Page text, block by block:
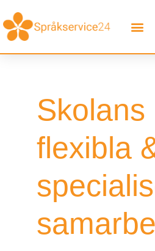
Skolans
flexibla